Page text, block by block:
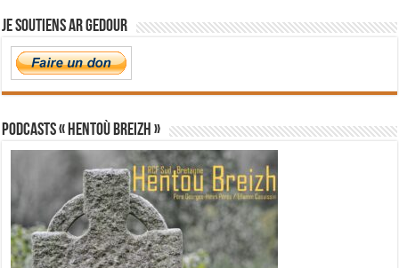
Je soutiens Ar Gedour
PODCASTS « Hentoù Breizh »